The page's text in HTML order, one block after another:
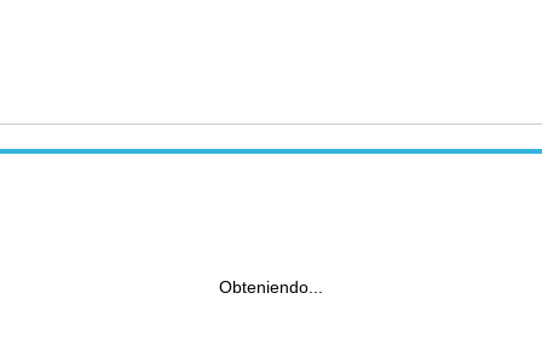
Obteniendo...